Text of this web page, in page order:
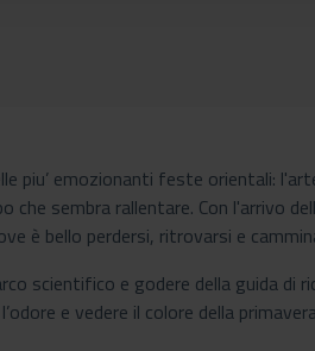
piu’ emozionanti feste orientali:
che sembra rallentare. Con l'arrivo
è bello perdersi, ritrovarsi e
scientifico e godere della guida
e vedere il colore della